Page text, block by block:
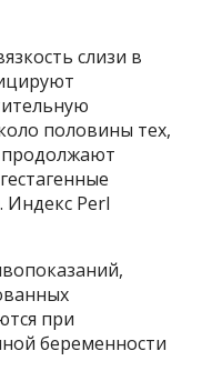
слизи в
половины тех,
продолжают
Perl
при
беременности